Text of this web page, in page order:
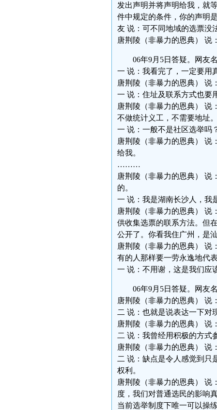
发出声明并将声明给我，就
件中规定的条件，你的声明
友 说：可不同地域的选票没
唐荆陵（非暴力的恩典） 说
06年9月5日答疑。网友
一 说：我看完了，一定要用
唐荆陵（非暴力的恩典） 说
一 说：住址及联系方式也要
唐荆陵（非暴力的恩典） 说
不做统计义工，不需要地址
一 说：一般不是社区选举吗
唐荆陵（非暴力的恩典） 说
给我。
………
唐荆陵（非暴力的恩典） 说
的。
一 说：我是湖南长沙人，我
唐荆陵（非暴力的恩典） 说
供收集选票的联系方法。但
公开了。你看我住广州，是
唐荆陵（非暴力的恩典） 说
有的人那样要一劳永逸地代
一 说：不用谢，这是我们应
06年9月5日答疑。网友
唐荆陵（非暴力的恩典） 说
二 说：也就是说表达一下对
唐荆陵（非暴力的恩典） 说
二 说：我曾经用积极的方式
唐荆陵（非暴力的恩典） 说
二 说：缺点是令人感觉到只
权利。
唐荆陵（非暴力的恩典） 说
度，我们对普通选民的影响
当前选举制度下唯一可以操